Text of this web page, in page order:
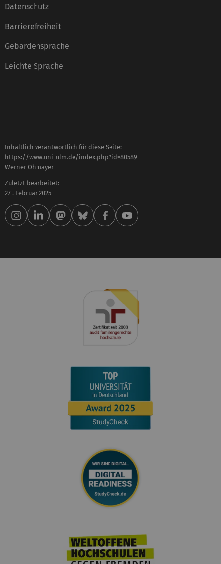
Datenschutz
Barrierefreiheit
Gebärdensprache
Leichte Sprache
Inhaltlich verantwortlich für diese Seite:
https://www.uni-ulm.de/index.php?id=80589
Werner Ohmayer
Zuletzt bearbeitet:
27 . Februar 2025